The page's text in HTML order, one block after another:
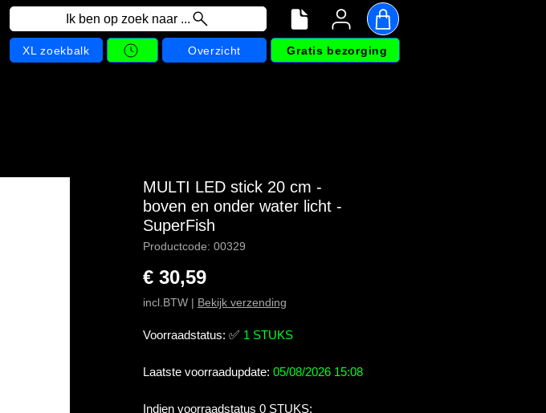
Ik ben op zoek naar ...
XL zoekbalk Overzicht Gratis bezorging
MULTI LED stick 20 cm -
boven en onder water licht -
SuperFish
Productcode: 00329
€ 30,59Prijs
incl.BTW | Bekijk verzending
Voorraadstatus: ✅ 1 STUKS
Laatste voorraadupdate: 05/08/2026 15:08
Indien voorraadstatus 0 STUKS: